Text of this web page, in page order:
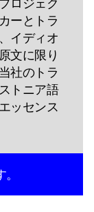
ロジェク
ーとトラ
イディオ
文に限り
社のトラ
トニア語
ッセンス